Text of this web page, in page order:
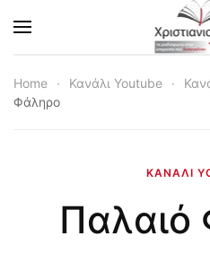
Skip to main content
Home Κανάλι Youtube
Φάληρο
ΚΑΝΆΛΙ
Παλαιό